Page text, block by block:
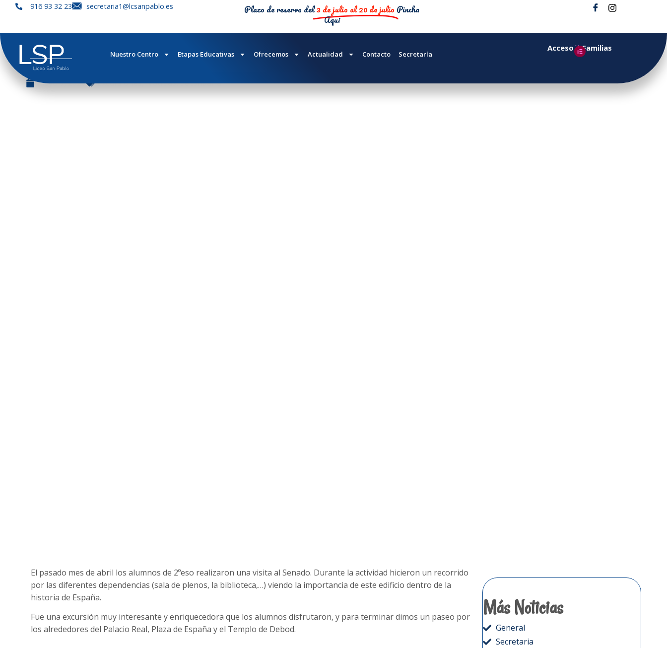
916 93 32 23 secretaria1@lcsanpablo.es Plazo de reserva del3 de julio al 20 de julio Pincha
Aqui
Nuestro Centro Etapas Educativas Ofrecemos Actualidad Contacto Secretaría
Acceso a Familias
EL SENADO 2º ESO
mayo 7, 2026 Excursiones,Noticias,Secundaria
El pasado mes de abril los alumnos de 2ºeso realizaron una visita al Senado. Durante la actividad hicieron un recorrido
por las diferentes dependencias (sala de plenos, la biblioteca,…) viendo la importancia de este edificio dentro de la
historia de España.
Fue una excursión muy interesante y enriquecedora que los alumnos disfrutaron, y para terminar dimos un paseo por
los alrededores del Palacio Real, Plaza de España y el Templo de Debod.
Más Noticias
General
Secretaria